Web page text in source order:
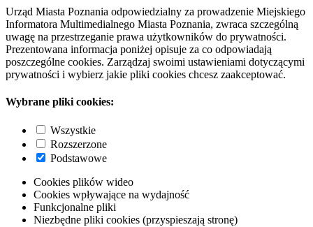
Urząd Miasta Poznania odpowiedzialny za prowadzenie Miejskiego
Informatora Multimedialnego Miasta Poznania, zwraca szczególną
uwagę na przestrzeganie prawa użytkowników do prywatności.
Prezentowana informacja poniżej opisuje za co odpowiadają
poszczególne cookies. Zarządzaj swoimi ustawieniami dotyczącymi
prywatności i wybierz jakie pliki cookies chcesz zaakceptować.
Wybrane pliki cookies:
Wszystkie
Rozszerzone
Podstawowe
Cookies plików wideo
Cookies wpływające na wydajność
Funkcjonalne pliki
Niezbędne pliki cookies (przyspieszają stronę)